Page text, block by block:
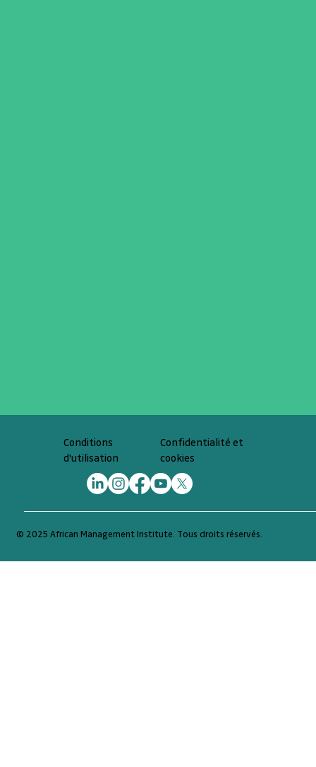
© 2025 African Management Institute. Tous droits réservés.
Conditions
d'utilisation
Confidentialité et
cookies